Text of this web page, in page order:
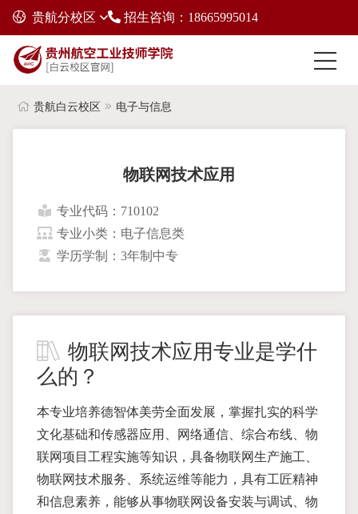
贵航分校区 招生咨询：18665995014
贵航白云校区 电子与信息
物联网技术应用
专业代码：710102
专业小类：电子信息类
学历学制：3年制中专
物联网技术应用专业是学什
么的？
本专业培养德智体美劳全面发展，掌握扎实的科学
文化基础和传感器应用、网络通信、综合布线、物
联网项目工程实施等知识，具备物联网生产施工、
物联网技术服务、系统运维等能力，具有工匠精神
和信息素养，能够从事物联网设备安装与调试、物